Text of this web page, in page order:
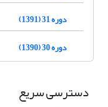
دوره 31 (1391)
دوره 30 (1390)
دسترسی سریع